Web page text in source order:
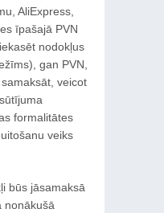
AliExpress,
īpašajā PVN
nodokļus
gan PVN,
veicot
formalitātes
veiks
būs jāsamaksā
nonākušā